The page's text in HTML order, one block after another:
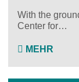
With the
Center for…
MEHR